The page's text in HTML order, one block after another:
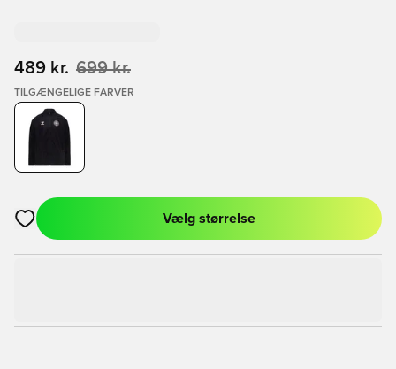
489 kr. 699 kr.
TILGÆNGELIGE FARVER
Åbner en Modal til at logge ind eller tilmelde dig som medlem
Vælg størrelse